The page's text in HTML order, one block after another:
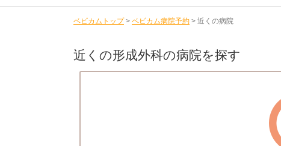
ベビカムトップ > ベビカム病院予約 > 近くの病院
近くの形成外科の病院を探す